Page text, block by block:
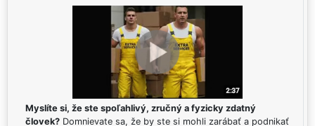
Myslíte si, že ste spoľahlivý, zručný a fyzicky zdatný
človek? Domnievate sa, že by ste si mohli zarábať a podnikať